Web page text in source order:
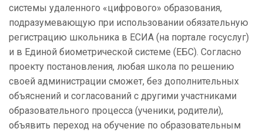
системы удаленного «цифрового» образования,
подразумевающую при использовании обязательную
регистрацию школьника в ЕСИА (на портале госуслуг)
и в Единой биометрической системе (ЕБС). Согласно
проекту постановления, любая школа по решению
своей администрации сможет, без дополнительных
объяснений и согласований с другими участниками
образовательного процесса (ученики, родители),
объявить переход на обучение по образовательным